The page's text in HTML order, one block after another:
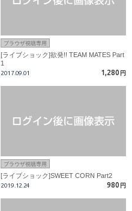
ブラウザ視聴専用
[ライブショック]欲発!! TEAM MATES Part
1
2017.09.01 1,280 円
ブラウザ視聴専用
[ライブショック]SWEET CORN Part2
2019.12.24 980 円